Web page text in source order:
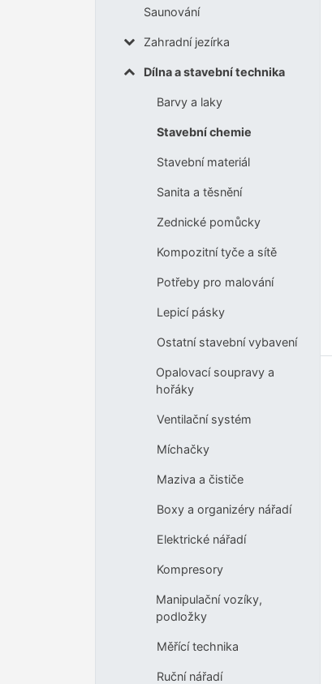
Saunování
Zahradní jezírka
Dílna a stavební technika
Barvy a laky
Stavební chemie
Stavební materiál
Sanita a těsnění
Zednické pomůcky
Kompozitní tyče a sítě
Potřeby pro malování
Lepicí pásky
Ostatní stavební vybavení
Opalovací soupravy a
hořáky
Ventilační systém
Míchačky
Maziva a čističe
Boxy a organizéry nářadí
Elektrické nářadí
Kompresory
Manipulační vozíky,
podložky
Měřící technika
Ruční nářadí